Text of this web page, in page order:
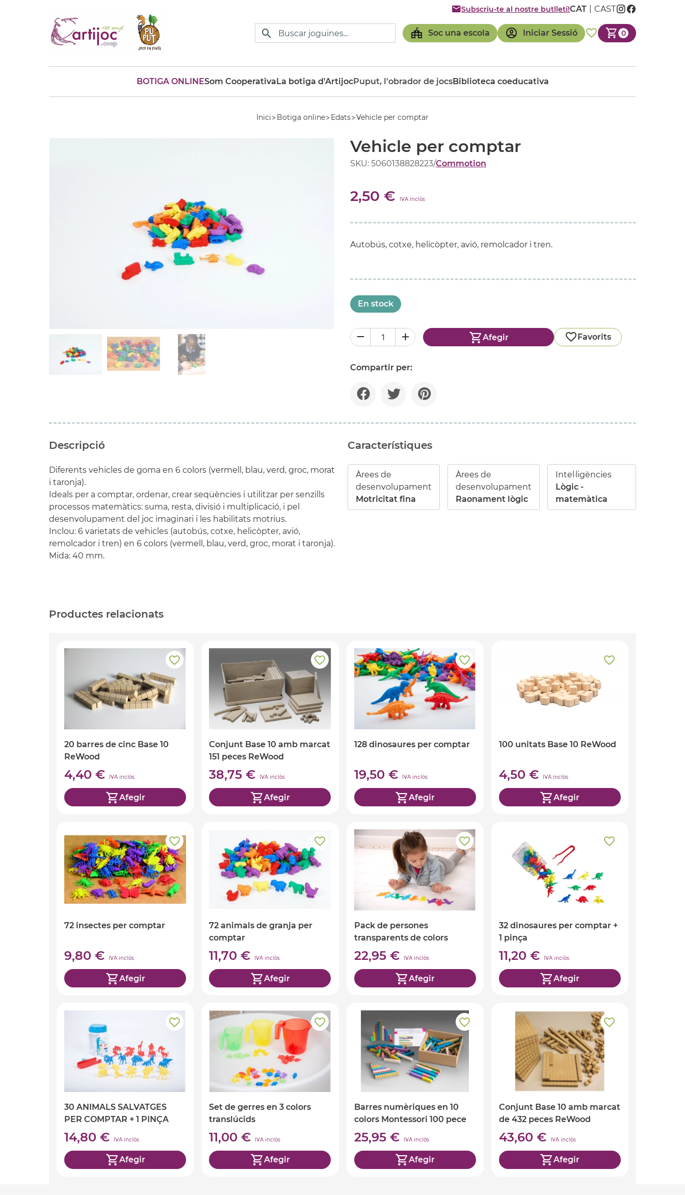
Soc una escola Iniciar Sessió 0
Subscriu-te al nostre butlletí!CAT CAST
BOTIGA ONLINESom CooperativaLa botiga d'ArtijocPuput, l'obrador de jocsBiblioteca coeducativa
Inici Botiga online Edats Vehicle per comptar
Vehicle per comptar
SKU: 5060138828223/Commotion
2,50 € IVA inclòs
Autobús, cotxe, helicòpter, avió, remolcador i tren.
En stock
Afegir Favorits
Compartir per:
Descripció
Diferents vehicles de goma en 6 colors (vermell, blau, verd, groc, morat
i taronja).
Ideals per a comptar, ordenar, crear seqüències i utilitzar per senzills
processos matemàtics: suma, resta, divisió i multiplicació, i pel
desenvolupament del joc imaginari i les habilitats motrius.
Inclou: 6 varietats de vehicles (autobús, cotxe, helicòpter, avió,
remolcador i tren) en 6 colors (vermell, blau, verd, groc, morat i taronja).
Mida: 40 mm.
Característiques
Àrees de
desenvolupament
Motricitat fina
Àrees de
desenvolupament
Raonament lògic
Intel·ligències
Lògic -
matemàtica
Productes relacionats
20 barres de cinc Base 10
ReWood
4,40 € IVA inclòs
Afegir
Conjunt Base 10 amb marcat
151 peces ReWood
38,75 € IVA inclòs
Afegir
128 dinosaures per comptar
19,50 € IVA inclòs
Afegir
100 unitats Base 10 ReWood
4,50 € IVA inclòs
Afegir
72 insectes per comptar
9,80 € IVA inclòs
Afegir
72 animals de granja per
comptar
11,70 € IVA inclòs
Afegir
Pack de persones
transparents de colors
22,95 € IVA inclòs
Afegir
32 dinosaures per comptar +
1 pinça
11,20 € IVA inclòs
Afegir
30 ANIMALS SALVATGES
PER COMPTAR + 1 PINÇA
14,80 € IVA inclòs
Afegir
Set de gerres en 3 colors
translúcids
11,00 € IVA inclòs
Afegir
Barres numèriques en 10
colors Montessori 100 pece
25,95 € IVA inclòs
Afegir
Conjunt Base 10 amb marcat
de 432 peces ReWood
43,60 € IVA inclòs
Afegir